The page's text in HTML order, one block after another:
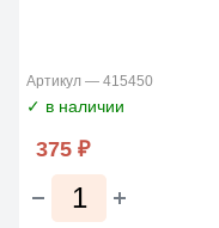
Артикул — 415450
✓ в наличии
375 ₽